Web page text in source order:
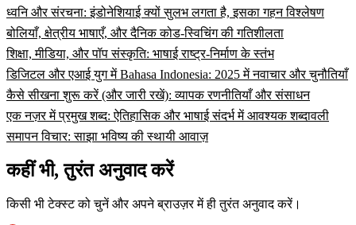
ध्वनि और संरचना: इंडोनेशियाई क्यों सुलभ लगता है, इसका गहन विश्लेषण
बोलियाँ, क्षेत्रीय भाषाएँ, और दैनिक कोड-स्विचिंग की गतिशीलता
शिक्षा, मीडिया, और पॉप संस्कृति: भाषाई राष्ट्र-निर्माण के स्तंभ
डिजिटल और एआई युग में Bahasa Indonesia: 2025 में नवाचार और चुनौतियाँ
कैसे सीखना शुरू करें (और जारी रखें): व्यापक रणनीतियाँ और संसाधन
एक नज़र में प्रमुख शब्द: ऐतिहासिक और भाषाई संदर्भ में आवश्यक शब्दावली
समापन विचार: साझा भविष्य की स्थायी आवाज़
कहीं भी, तुरंत अनुवाद करें
किसी भी टेक्स्ट को चुनें और अपने ब्राउज़र में ही तुरंत अनुवाद करें।